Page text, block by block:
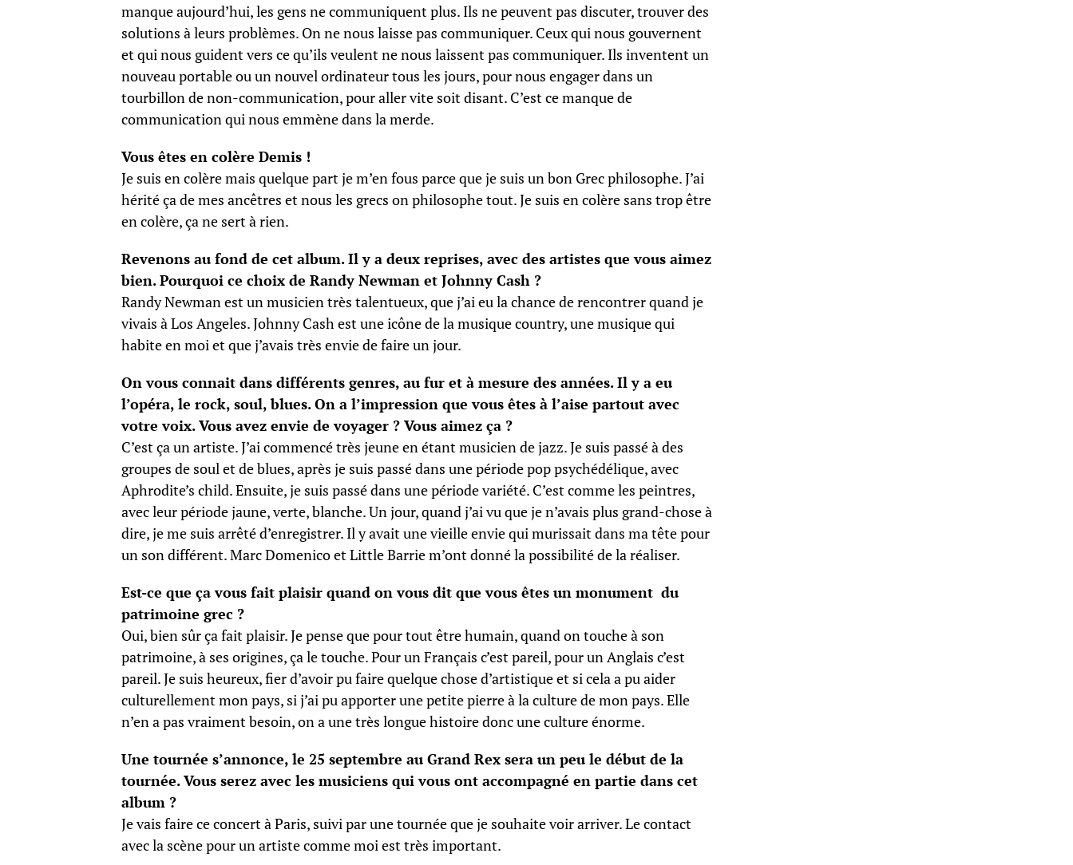
manque aujourd’hui, les gens ne communiquent plus. Ils ne peuvent pas discuter, trouver des
solutions à leurs problèmes. On ne nous laisse pas communiquer. Ceux qui nous gouvernent
et qui nous guident vers ce qu’ils veulent ne nous laissent pas communiquer. Ils inventent un
nouveau portable ou un nouvel ordinateur tous les jours, pour nous engager dans un
tourbillon de non-communication, pour aller vite soit disant. C’est ce manque de
communication qui nous emmène dans la merde.
Vous êtes en colère Demis !
Je suis en colère mais quelque part je m’en fous parce que je suis un bon Grec philosophe. J’ai
hérité ça de mes ancêtres et nous les grecs on philosophe tout. Je suis en colère sans trop être
en colère, ça ne sert à rien.
Revenons au fond de cet album. Il y a deux reprises, avec des artistes que vous aimez
bien. Pourquoi ce choix de Randy Newman et Johnny Cash ?
Randy Newman est un musicien très talentueux, que j’ai eu la chance de rencontrer quand je
vivais à Los Angeles. Johnny Cash est une icône de la musique country, une musique qui
habite en moi et que j’avais très envie de faire un jour.
On vous connait dans différents genres, au fur et à mesure des années. Il y a eu
l’opéra, le rock, soul, blues. On a l’impression que vous êtes à l’aise partout avec
votre voix. Vous avez envie de voyager ? Vous aimez ça ?
C’est ça un artiste. J’ai commencé très jeune en étant musicien de jazz. Je suis passé à des
groupes de soul et de blues, après je suis passé dans une période pop psychédélique, avec
Aphrodite’s child. Ensuite, je suis passé dans une période variété. C’est comme les peintres,
avec leur période jaune, verte, blanche. Un jour, quand j’ai vu que je n’avais plus grand-chose à
dire, je me suis arrêté d’enregistrer. Il y avait une vieille envie qui murissait dans ma tête pour
un son différent. Marc Domenico et Little Barrie m’ont donné la possibilité de la réaliser.
Est-ce que ça vous fait plaisir quand on vous dit que vous êtes un monument du
patrimoine grec ?
Oui, bien sûr ça fait plaisir. Je pense que pour tout être humain, quand on touche à son
patrimoine, à ses origines, ça le touche. Pour un Français c’est pareil, pour un Anglais c’est
pareil. Je suis heureux, fier d’avoir pu faire quelque chose d’artistique et si cela a pu aider
culturellement mon pays, si j’ai pu apporter une petite pierre à la culture de mon pays. Elle
n’en a pas vraiment besoin, on a une très longue histoire donc une culture énorme.
Une tournée s’annonce, le 25 septembre au Grand Rex sera un peu le début de la
tournée. Vous serez avec les musiciens qui vous ont accompagné en partie dans cet
album ?
Je vais faire ce concert à Paris, suivi par une tournée que je souhaite voir arriver. Le contact
avec la scène pour un artiste comme moi est très important.